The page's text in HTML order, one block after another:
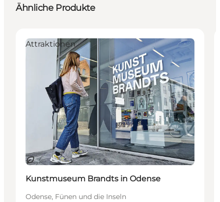
Ähnliche Produkte
Nachhaltig
Attraktionen
Kunstmuseum Brandts in Odense
Odense, Fünen und die Inseln